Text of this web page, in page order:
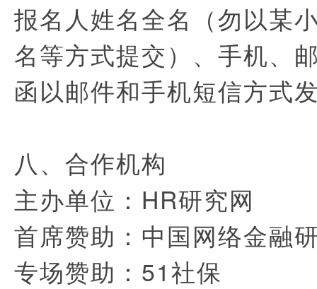
报名人姓名全名（勿以某
名等方式提交）、手机、
函以邮件和手机短信方式
八、合作机构
主办单位：HR研究网
首席赞助：中国网络金融
专场赞助：51社保